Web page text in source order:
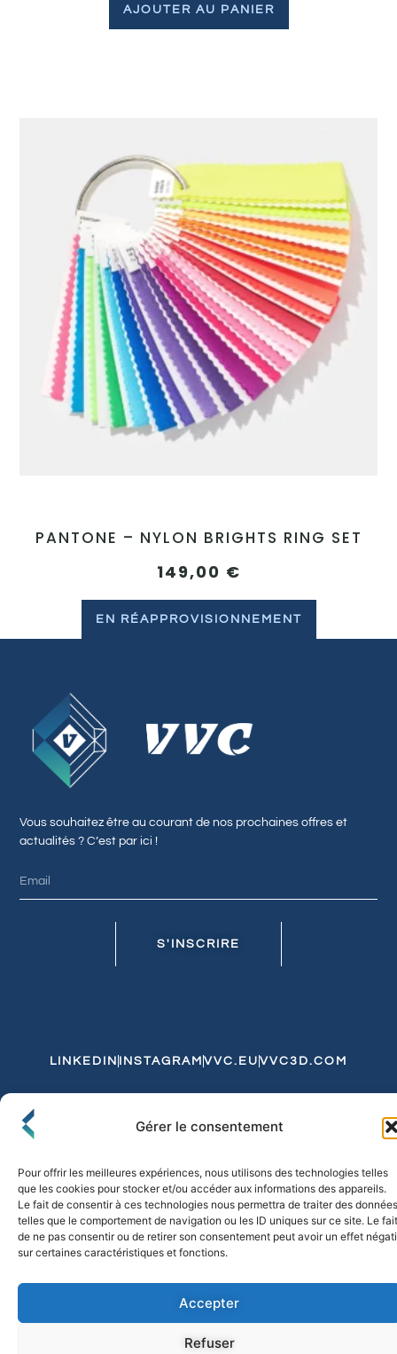
Gérer le consentement
Pour offrir les meilleures expériences, nous utilisons des technologies telles
que les cookies pour stocker et/ou accéder aux informations des appareils.
Le fait de consentir à ces technologies nous permettra de traiter des données
telles que le comportement de navigation ou les ID uniques sur ce site. Le fait
de ne pas consentir ou de retirer son consentement peut avoir un effet
sur certaines caractéristiques et fonctions.
Accepter
Refuser
AJOUTER AU PANIER
PANTONE – NYLON BRIGHTS RING SET
149,00 €
EN RÉAPPROVISIONNEMENT
Vous souhaitez être au courant de nos prochaines offres et
actualités ? C’est par ici !
S'INSCRIRE
LINKEDIN INSTAGRAM VVC.EU VVC3D.COM
Politique de Confidentialité et de CookiesExpédition et Livraison
© 2026 FLO & CO. All Rights Reserved